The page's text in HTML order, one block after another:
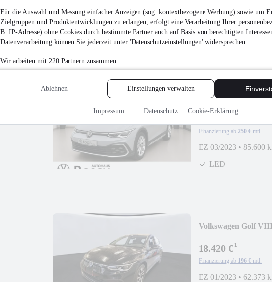
Für die Auswahl und Messung einfacher Anzeigen (sog. kontextbezogene Werbung) sowie um
Zielgruppen und Produktentwicklungen zu erlangen, erfolgt eine Verarbeitung Ihrer
B. IP-Adresse) ohne Cookies durch bestimmte Partner auch auf Basis von berechtigten
Datenverarbeitung können Sie jederzeit unter 'Datenschutzeinstellungen' widersprechen.
Wir arbeiten mit 220 Partnern zusammen.
Ablehnen Einstellungen verwalten
Impressum Datenschutz Cookie-Erklärung
EZ 06/2021 99.350
LED
Volkswagen Golf
¹
Finanzierung ab 250 € mtl.
EZ 03/2023 • 85.600
LED
Volkswagen Golf
18.420 €¹
Finanzierung ab 196 € mtl.
EZ 01/2023 • 62.373